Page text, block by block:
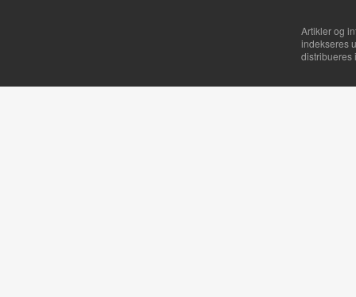
Artikler og
indekseres
distribueres